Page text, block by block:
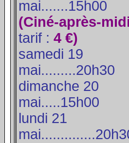
mai.......15h00
(Ciné-après-
tarif : 4 €)
samedi 19
mai.........20h30
dimanche 20
mai.....15h00
lundi 21